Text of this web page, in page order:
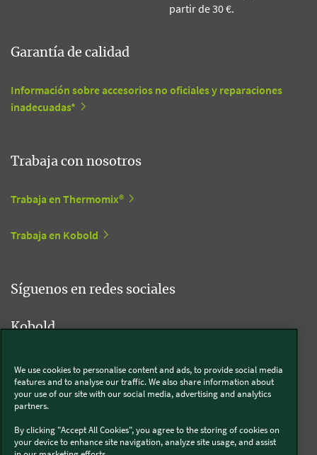
partir de 30 €.
Garantía de calidad
Información sobre accesorios no oficiales y reparaciones
inadecuadas*
Trabaja con nosotros
Trabaja en Thermomix®
Trabaja en Kobold
Síguenos en redes sociales
Kobold
Thermomix®
We use cookies to personalise content and ads, to provide social media
features and to analyse our traffic. We also share information about
your use of our site with our social media, advertising and analytics
partners.
By clicking "Accept All Cookies", you agree to the storing of cookies on
your device to enhance site navigation, analyze site usage, and assist